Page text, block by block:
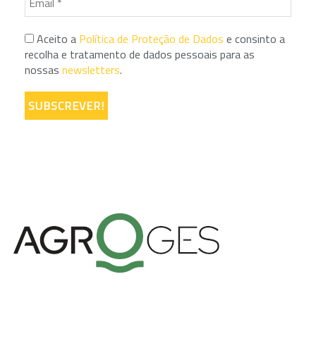
Aceito a Política de Proteção de Dados e consinto a
recolha e tratamento de dados pessoais para as
nossas newsletters.